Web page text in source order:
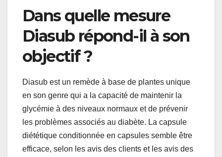
Dans quelle mesure
Diasub répond-il à son
objectif ?
Diasub est un remède à base de plantes unique
en son genre qui a la capacité de maintenir la
glycémie à des niveaux normaux et de prévenir
les problèmes associés au diabète. La capsule
diététique conditionnée en capsules semble être
efficace, selon les avis des clients et les avis des